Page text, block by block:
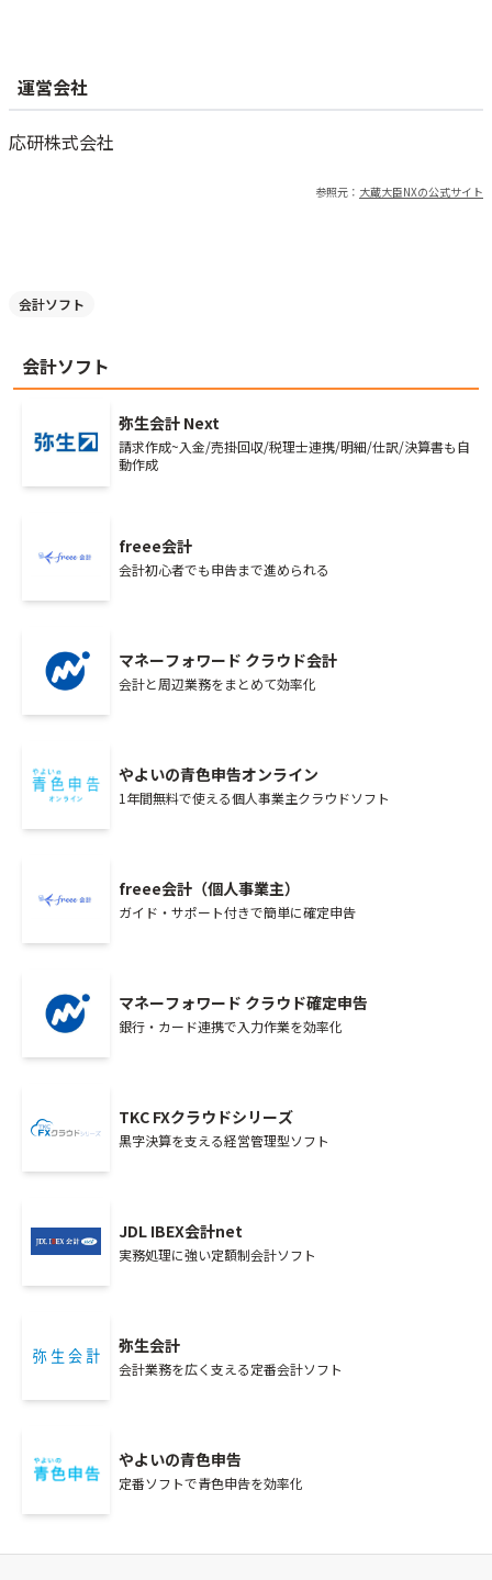
決算
運営会社
応研株式会社
参照元： 大蔵大臣NXの公式サイト
会計ソフト
会計ソフト
弥生会計 Next
請求作成~入金/売掛回収/税理士連携/明細/仕訳/決算書も自
動作成
freee会計
会計初心者でも申告まで進められる
マネーフォワード クラウド会計
会計と周辺業務をまとめて効率化
やよいの青色申告オンライン
1年間無料で使える個人事業主クラウドソフト
freee会計（個人事業主）
ガイド・サポート付きで簡単に確定申告
マネーフォワード クラウド確定申告
銀行・カード連携で入力作業を効率化
TKC FXクラウドシリーズ
黒字決算を支える経営管理型ソフト
JDL IBEX会計net
実務処理に強い定額制会計ソフト
弥生会計
会計業務を広く支える定番会計ソフト
やよいの青色申告
定番ソフトで青色申告を効率化